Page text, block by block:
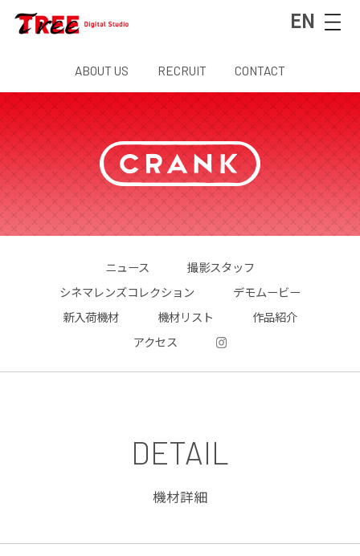
EN
ABOUT US RECRUIT CONTACT
ニュース
撮影スタッフ
シネマレンズコレクション
デモムービー
新入荷機材
機材リスト
作品紹介
アクセス
DETAIL
機材詳細